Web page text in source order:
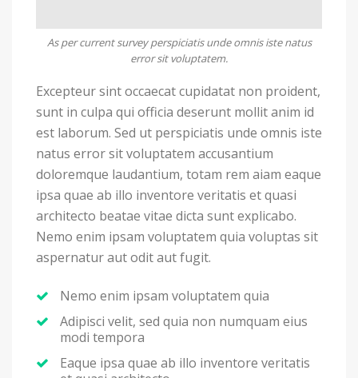
As per current survey perspiciatis unde omnis iste natus
error sit voluptatem.
Excepteur sint occaecat cupidatat non proident,
sunt in culpa qui officia deserunt mollit anim id
est laborum. Sed ut perspiciatis unde omnis iste
natus error sit voluptatem accusantium
doloremque laudantium, totam rem aiam eaque
ipsa quae ab illo inventore veritatis et quasi
architecto beatae vitae dicta sunt explicabo.
Nemo enim ipsam voluptatem quia voluptas sit
aspernatur aut odit aut fugit.
Nemo enim ipsam voluptatem quia
Adipisci velit, sed quia non numquam eius
modi tempora
Eaque ipsa quae ab illo inventore veritatis